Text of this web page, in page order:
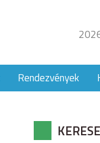
Rendezvények